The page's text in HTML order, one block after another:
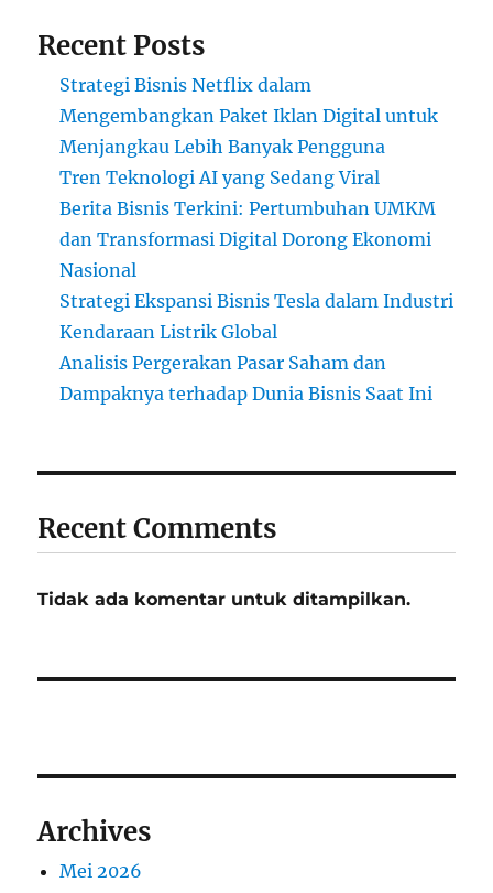
Recent Posts
Strategi Bisnis Netflix dalam
Mengembangkan Paket Iklan Digital untuk
Menjangkau Lebih Banyak Pengguna
Tren Teknologi AI yang Sedang Viral
Berita Bisnis Terkini: Pertumbuhan UMKM
dan Transformasi Digital Dorong Ekonomi
Nasional
Strategi Ekspansi Bisnis Tesla dalam Industri
Kendaraan Listrik Global
Analisis Pergerakan Pasar Saham dan
Dampaknya terhadap Dunia Bisnis Saat Ini
Recent Comments
Tidak ada komentar untuk ditampilkan.
Archives
Mei 2026